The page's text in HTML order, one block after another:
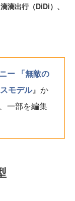
滴出行（DiDi）、
ー 「無敵の
モデル』か
一部を編集